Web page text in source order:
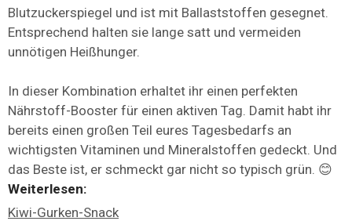
Blutzuckerspiegel und ist mit Ballaststoffen gesegnet.
Entsprechend halten sie lange satt und vermeiden
unnötigen Heißhunger.
In dieser Kombination erhaltet ihr einen perfekten
Nährstoff-Booster für einen aktiven Tag. Damit habt ihr
bereits einen großen Teil eures Tagesbedarfs an
wichtigsten Vitaminen und Mineralstoffen gedeckt. Und
das Beste ist, er schmeckt gar nicht so typisch grün. 😊
Weiterlesen:
Kiwi-Gurken-Snack